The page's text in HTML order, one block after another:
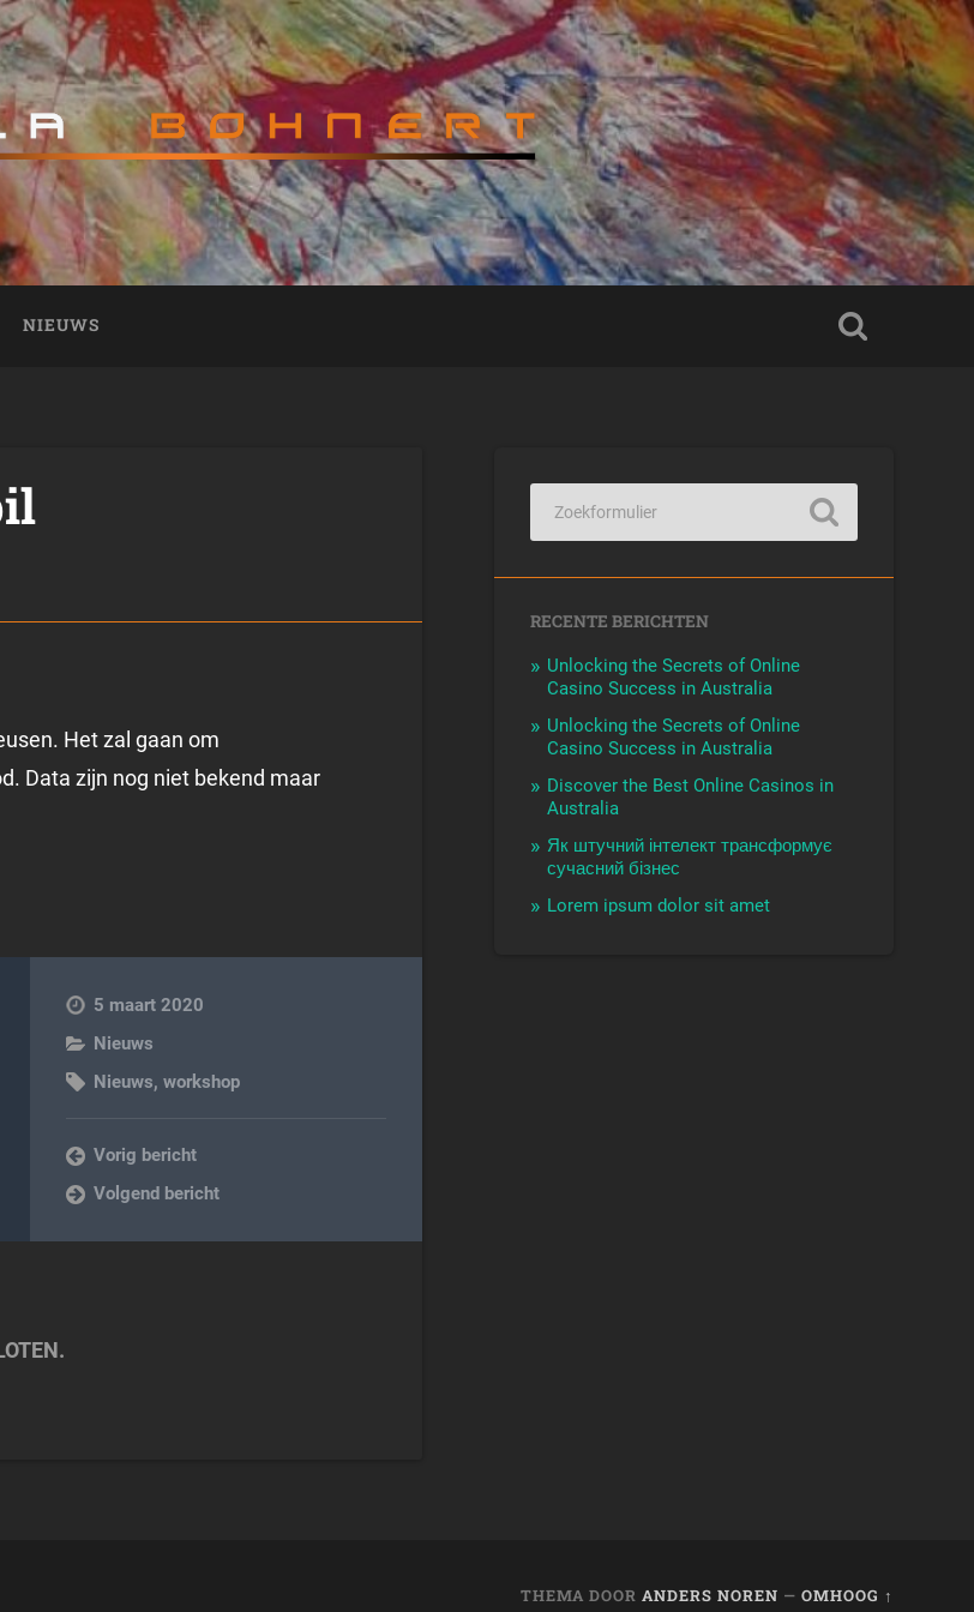
NIEUWS
Het zal gaan om
Data zijn nog niet bekend maar
5 maart 2020
Nieuws
Nieuws,workshop
Vorig bericht
Volgend bericht
RECENTE BERICHTEN
Unlocking the Secrets of Online
Casino Success in Australia
Unlocking the Secrets of Online
Casino Success in Australia
Discover the Best Online Casinos in
Australia
Як штучний інтелект трансформує
сучасний бізнес
Lorem ipsum dolor sit amet
THEMA DOOR ANDERS NOREN — OMHOOG ↑